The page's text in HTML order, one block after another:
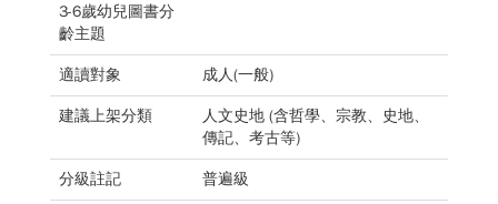
3-6歲幼兒圖書分
齡主題
適讀對象 成人(一般)
建議上架分類
人文史地 (含哲學、宗教、史地、
傳記、考古等)
分級註記 普遍級